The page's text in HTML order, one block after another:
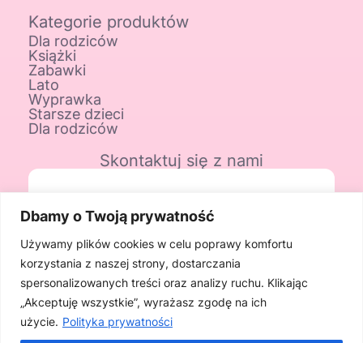
Dbamy o Twoją prywatność
Używamy plików cookies w celu poprawy komfortu
korzystania z naszej strony, dostarczania
spersonalizowanych treści oraz analizy ruchu. Klikając
„Akceptuję wszystkie”, wyrażasz zgodę na ich
użycie. Polityka prywatności
Kategorie produktów
Dla rodziców
Książki
Zabawki
Lato
Wyprawka
Starsze dzieci
Dla rodziców
Skontaktuj się z nami
08-460 Sobolew
Telefon